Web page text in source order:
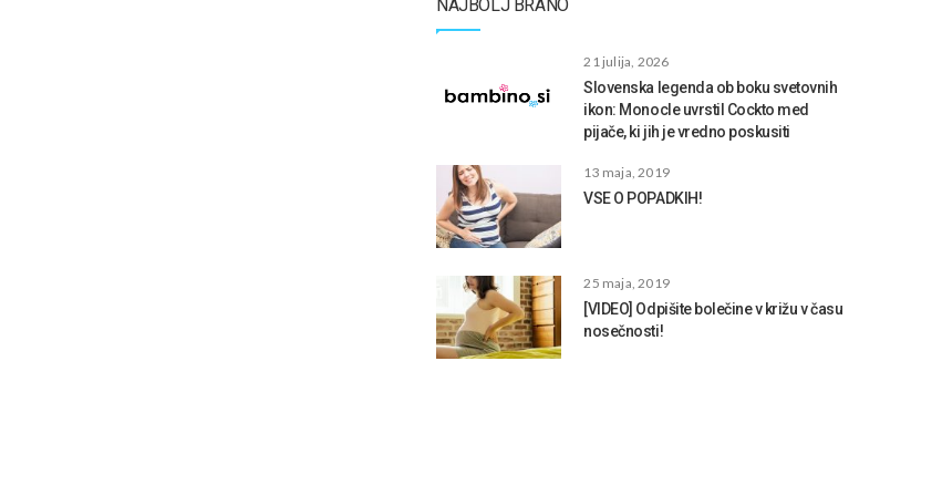
NAJBOLJ BRANO
21 julija, 2026
Slovenska legenda ob boku svetovnih
ikon: Monocle uvrstil Cockto med
pijače, ki jih je vredno poskusiti
13 maja, 2019
VSE O POPADKIH!
25 maja, 2019
[VIDEO] Odpišite bolečine v križu v času
nosečnosti!